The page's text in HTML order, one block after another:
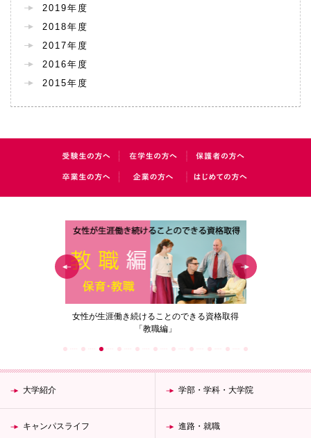
2019年度
2018年度
2017年度
2016年度
2015年度
女性が生涯働き続けることのできる資格取得
「教職編」
大学紹介 学部・学科・大学院
キャンパスライフ 進路・就職